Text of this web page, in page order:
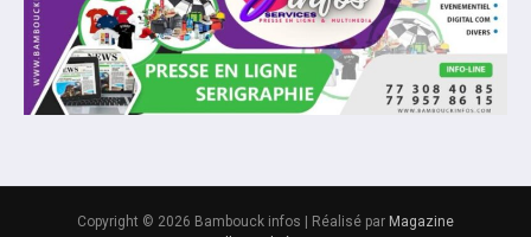
Copyright © 2026 Bambouck infos | Réalisé par Magazine